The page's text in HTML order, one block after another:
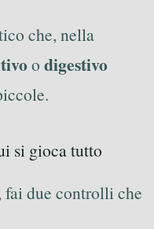
che, nella
o digestivo
si gioca tutto
fai due controlli che